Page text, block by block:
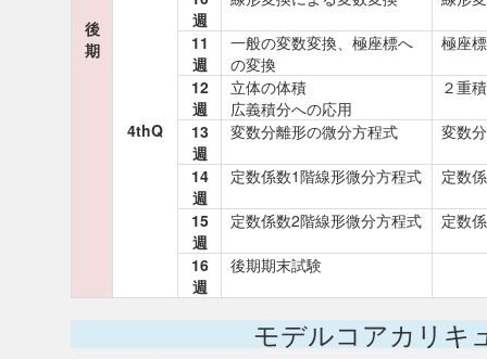
後
期
4thQ
週
11
週
一般の変数変換、極座標へ
の変換
極座
12
週
立体の体積
広義積分への応用
２重
13
週
変数分離形の微分方程式 変数
14
週
定数係数1階線形微分方程式 定数
15
週
定数係数2階線形微分方程式 定数
16
週
後期期末試験
モデルコアカリキ